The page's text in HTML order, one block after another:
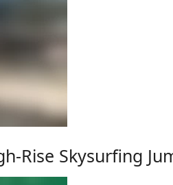
Rise Skysurfing